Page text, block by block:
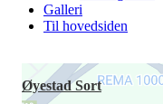
Galleri
Til hovedsiden
Øyestad Sort